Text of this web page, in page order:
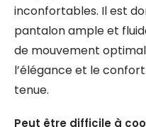
inconfortables. Il est
pantalon ample et
de mouvement
l’élégance et le
tenue.
Peut être difficile à